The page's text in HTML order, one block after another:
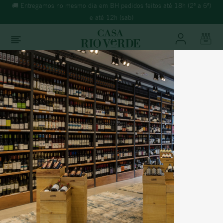
🚚 Entregamos no mesmo dia em BH pedidos feitos até 18h (2ª a 6ª)
e até 12h (sab)
O que você está buscando?
Vinhos Branco
Portugal
VINHA DE LORIS BRANCO
% Álcool: 12,5% Safra:2023
TERMOS MAIS BUSCADOS
1º
morande
2º
espumante
3
ricominciare
4
reina ana
5º
rosé
º
vinho tinto
7º
vinho verde